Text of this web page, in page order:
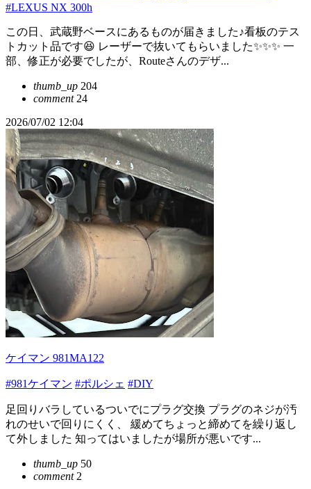
#LEXUS NX 300h
この日、武蔵野ベースにあるものが届きました♪看板のテス
トカット品です😆 レーザーで抜いてもらいました✨✨✨ 一
部、修正が必要でしたが、Routeさんのデザ...
thumb_up 204
comment24
2026/07/02 12:04
ケイマン 981MA122
#981ケイマン #ポルシェ #DIY
足回りバラしているついでにプラグ交換 プラグのネジが汚
れのせいで回りにくく、 緩めてちょっと締めてを繰り返し
て外しました 知ってはいましたが場所が悪いです...
thumb_up 50
comment2